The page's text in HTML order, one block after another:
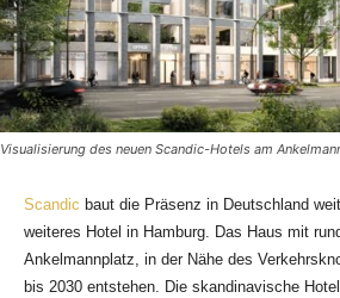
Visualisierung des neuen Scandic-Hotels am
Scandic baut die Präsenz in Deutschland
weiteres Hotel in Hamburg. Das Haus mit
Ankelmannplatz, in der Nähe des
bis 2030 entstehen. Die skandinavische